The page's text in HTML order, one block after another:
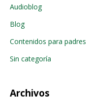
Audioblog
Blog
Contenidos para padres
Sin categoría
Archivos